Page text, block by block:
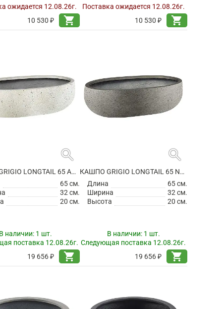
ожидается 12.08.26г.
10 530 ₽
shopping_cart
Поставка ожидается 12.08.26г.
10 530 ₽
shopping_cart
search
КАШПО GRIGIO LONGTAIL 65 ANTIQUE WHITE
65 см.
32 см.
20 см.
наличии: 1 шт.
поставка 12.08.26г.
19 656 ₽
shopping_cart
search
КАШПО GRIGIO LONGTAIL 65 NATURAL CONCRETE
Длина
65 см.
Ширина
32 см.
Высота
20 см.
В наличии: 1 шт.
Следующая поставка 12.08.26г.
19 656 ₽
shopping_cart